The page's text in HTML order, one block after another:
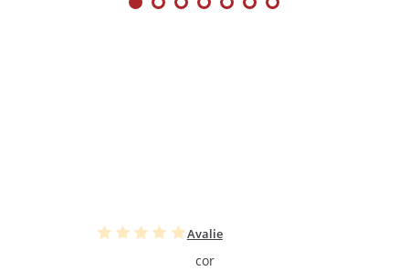
Avalie
cor